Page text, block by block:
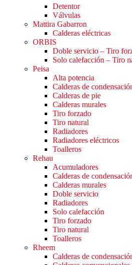
Detentor
Válvulas
Mattira Gabarron
Calderas eléctricas
ORBIS
Doble servicio – Tiro
Solo calefacción – Tiro
Peisa
Alta potencia
Calderas de
Calderas de pie
Calderas murales
Tiro forzado
Tiro natural
Radiadores
Radiadores eléctricos
Toalleros
Rehau
Acumuladores
Calderas de
Calderas murales
Doble servicio
Radiadores
Solo calefacción
Tiro forzado
Tiro natural
Toalleros
Rheem
Calderas de